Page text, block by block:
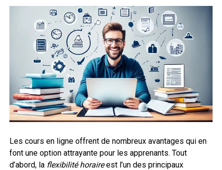
Les cours en ligne offrent de nombreux avantages qui en
font une option attrayante pour les apprenants. Tout
d’abord, la flexibilité horaireest l’un des principaux